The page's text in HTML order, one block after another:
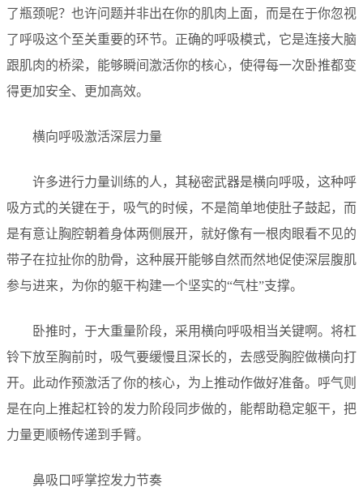
了瓶颈呢？也许问题并非出在你的肌肉上面，而是在于你忽视
了呼吸这个至关重要的环节。正确的呼吸模式，它是连接大脑
跟肌肉的桥梁，能够瞬间激活你的核心，使得每一次卧推都变
得更加安全、更加高效。
横向呼吸激活深层力量
许多进行力量训练的人，其秘密武器是横向呼吸，这种呼
吸方式的关键在于，吸气的时候，不是简单地使肚子鼓起，而
是有意让胸腔朝着身体两侧展开，就好像有一根肉眼看不见的
带子在拉扯你的肋骨，这种展开能够自然而然地促使深层腹肌
参与进来，为你的躯干构建一个坚实的“气柱”支撑。
卧推时，于大重量阶段，采用横向呼吸相当关键啊。将杠
铃下放至胸前时，吸气要缓慢且深长的，去感受胸腔做横向打
开。此动作预激活了你的核心，为上推动作做好准备。呼气则
是在向上推起杠铃的发力阶段同步做的，能帮助稳定躯干，把
力量更顺畅传递到手臂。
鼻吸口呼掌控发力节奏